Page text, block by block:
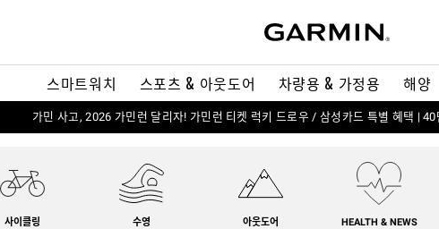
스마트워치 스포츠 & 아웃도어 차량용 & 가정용 해양
가민 사고, 2026 가민런 달리자! 가민런 티켓 럭키 드로우 / 삼성카드 특별 혜택 |
사이클링 수영 아웃도어 HEALTH & NEWS